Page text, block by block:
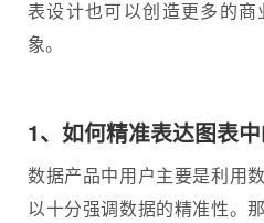
表设计也可以创造更多的
象。
1、如何精准表达图表
数据产品中用户主要是利用
以十分强调数据的精准性。